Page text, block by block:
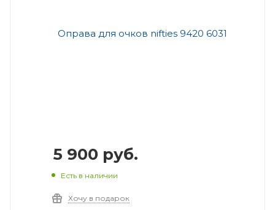
5 900 руб.
Есть в наличии
Хочу в подарок